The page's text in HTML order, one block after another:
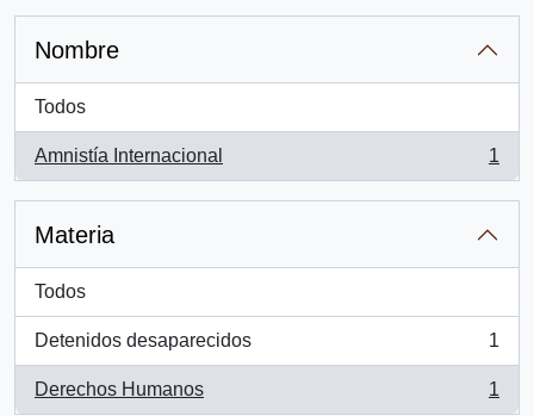
Nombre
Todos
Amnistía Internacional
, 1 resultados
1
Materia
Todos
Detenidos desaparecidos
, 1 resultados
1
Derechos Humanos
, 1 resultados
1